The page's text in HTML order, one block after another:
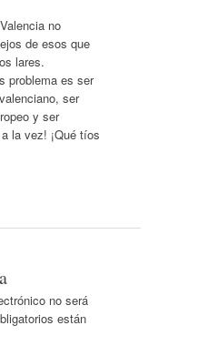
no
de esos que
lares.
problema es ser
ser
y ser
la vez! ¡Qué tíos
no será
están